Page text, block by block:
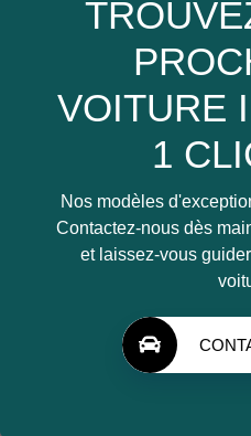
VOITURE
1
Nos modèles
Contactez-nous dès
et laissez-vous